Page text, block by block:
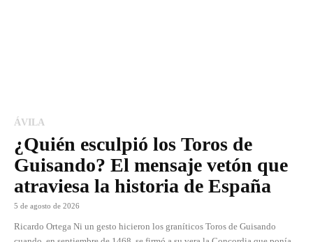
ÁVILA
¿Quién esculpió los Toros de
Guisando? El mensaje vetón que
atraviesa la historia de España
5 de agosto de 2026
Ricardo Ortega Ni un gesto hicieron los graníticos Toros de Guisando